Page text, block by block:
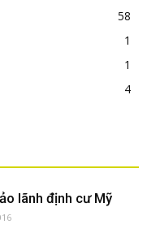
58
1
1
4
lãnh định cư Mỹ